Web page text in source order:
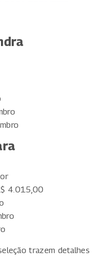
4.015,00
trazem detalhes